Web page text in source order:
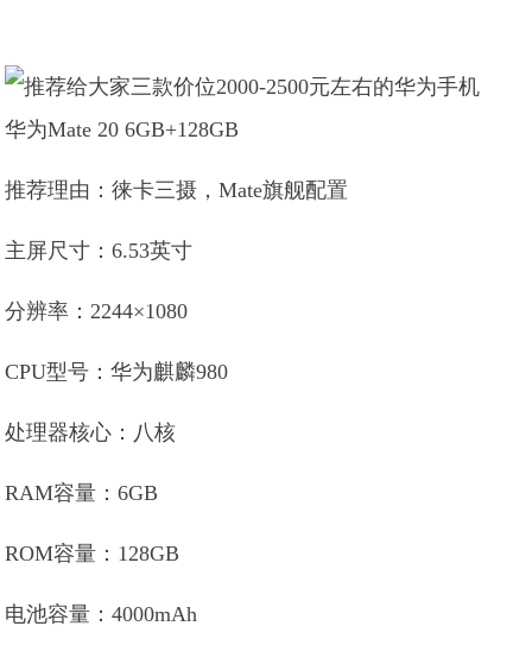
华为Mate 20 6GB+128GB
推荐理由：徕卡三摄，Mate旗舰配置
主屏尺寸：6.53英寸
分辨率：2244×1080
CPU型号：华为麒麟980
处理器核心：八核
RAM容量：6GB
ROM容量：128GB
电池容量：4000mAh